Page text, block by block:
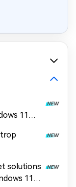
11
trop
solutions
11